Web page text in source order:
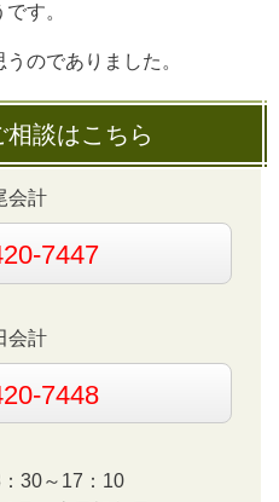
す。
のでありました。
相談はこちら
会計
7447
会計
7448
30～17：10